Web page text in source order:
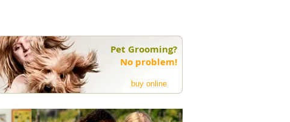
Pet Grooming?
No problem!
buy online